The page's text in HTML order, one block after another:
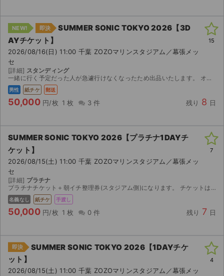
NEW! 即決
SUMMER SONIC TOKYO 2026【3D
AYチケット】
2026/08/16(日) 11:00 千葉 ZOZOマリンスタジアム／幕張メッ
セ
[詳細] スタンディング
一緒に行く予定だった人が急遽行けなくなったため出品いたします。 オフィシャル先行チケットになります。 【お渡し方法】 発券後郵送いたします。 【注意事項】 取引確定後のキャンセルはお受けでき...
男性 紙チケ 郵送
50,000 円/枚 1 枚 3 件 残り 8 日
15
SUMMER SONIC TOKYO 2026【プラチナ1DAYチ
ケット】
2026/08/15(土) 11:00 千葉 ZOZOマリンスタジアム／幕張メッ
セ
[詳細] プラチナ
プラチナチケット＋朝イチ整理券(スタジアム側)になります。 チケットは電子なので分配。 朝イチ整理券は紙なので当日の朝 待ち合わせしてお渡しする形になります。
名義なし 紙チケ 手渡し
50,000 円/枚 1 枚 0 件 残り 7 日
7
即決
SUMMER SONIC TOKYO 2026【1DAYチケ
ット】
2026/08/15(土) 11:00 千葉 ZOZOマリンスタジアム／幕張メッ
4